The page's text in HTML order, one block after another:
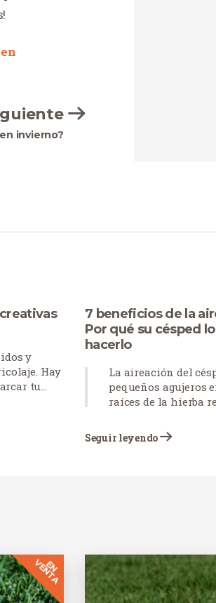
invierno?
y
Hay
tu
7 beneficios de la
Por qué su césped
hacerlo
La aireación del
pequeños agujeros
raíces de la hierba
crecimiento y
menudo
Seguir leyendo